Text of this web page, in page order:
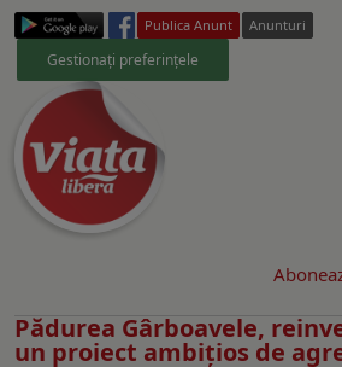
Publica Anunt Anunturi
Gestionați preferințele
Pădurea Gârboavele,
un proiect ambițios de